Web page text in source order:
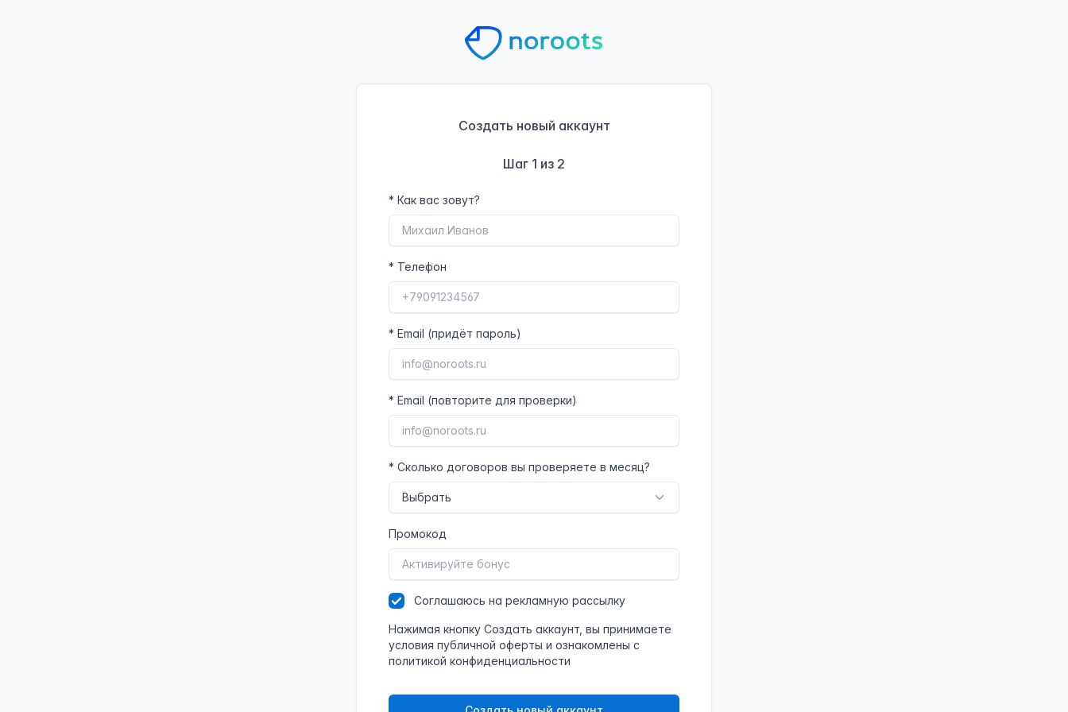
Создать новый аккаунт
Шаг 1 из 2
* Как вас зовут?
* Телефон
* Email (придёт пароль)
* Email (повторите для проверки)
* Сколько договоров вы проверяете в месяц?
Промокод
Соглашаюсь на рекламную рассылку
Нажимая кнопку Создать аккаунт, вы принимаете
условия публичной оферты и ознакомлены с
политикой конфиденциальности